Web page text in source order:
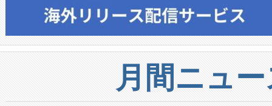
月間ニュ